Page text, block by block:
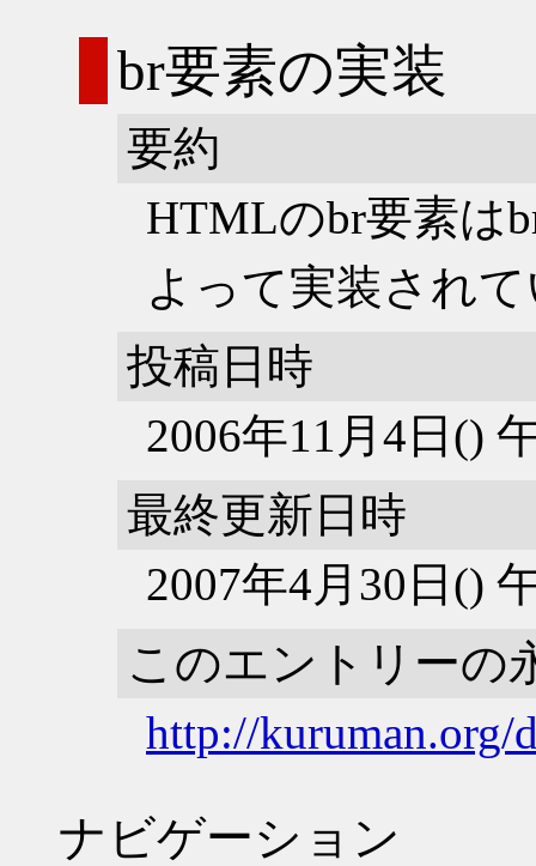
br要素の実装
要約
HTMLのbr要素は
よって実装され
投稿日時
2006年11月4日()
最終更新日時
2007年4月30日()
このエントリーの
http://kuruman.org/
ナビゲーション